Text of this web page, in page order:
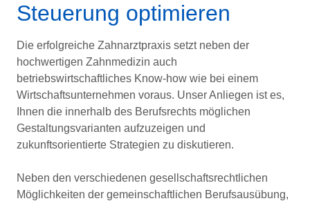
Steuerung optimieren
Die erfolgreiche Zahnarztpraxis setzt neben der
hochwertigen Zahnmedizin auch
betriebswirtschaftliches Know-how wie bei einem
Wirtschaftsunternehmen voraus. Unser Anliegen ist es,
Ihnen die innerhalb des Berufsrechts möglichen
Gestaltungsvarianten aufzuzeigen und
zukunftsorientierte Strategien zu diskutieren.
Neben den verschiedenen gesellschaftsrechtlichen
Möglichkeiten der gemeinschaftlichen Berufsausübung,